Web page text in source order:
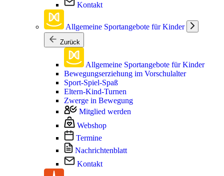
Kontakt
Allgemeine Sportangebote für Kinder
Zurück
Allgemeine Sportangebote für Kinder
Bewegungserziehung im Vorschulalter
Sport-Spiel-Spaß
Eltern-Kind-Turnen
Zwerge in Bewegung
Mitglied werden
Webshop
Termine
Nachrichtenblatt
Kontakt